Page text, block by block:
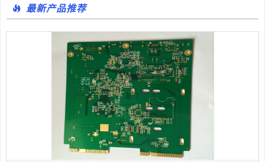
最新产品推荐